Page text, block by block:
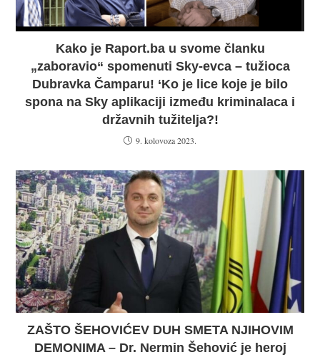
Kako je Raport.ba u svome članku
„zaboravio“ spomenuti Sky-evca – tužioca
Dubravka Čamparu! ‘Ko je lice koje je bilo
spona na Sky aplikaciji između kriminalaca i
državnih tužitelja?!
9. kolovoza 2023.
ZAŠTO ŠEHOVIĆEV DUH SMETA NJIHOVIM
DEMONIMA – Dr. Nermin Šehović je heroj